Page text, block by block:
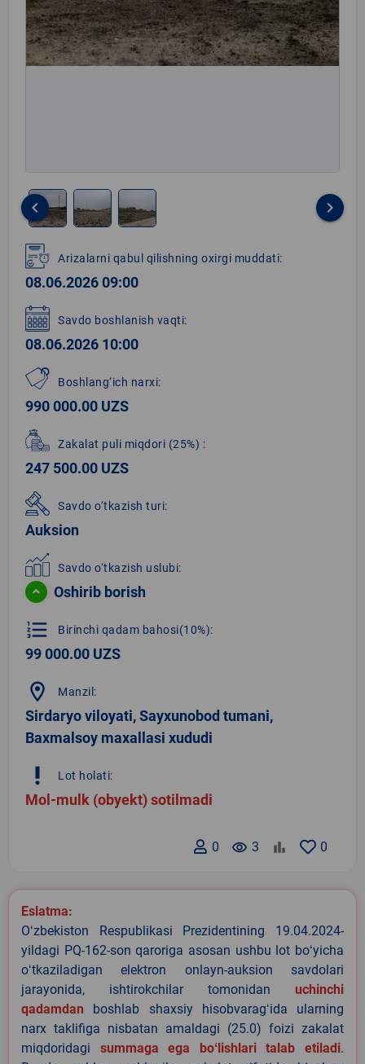
1
of
3
keyboard_arrow_left keyboard_arrow_right
Arizalarni qabul qilishning oxirgi muddati:
08.06.2026 09:00
Savdo boshlanish vaqti:
08.06.2026 10:00
Boshlang‘ich narxi:
990 000.00 UZS
Zakalat puli miqdori (25%) :
247 500.00 UZS
Savdo o‘tkazish turi:
Auksion
Savdo o‘tkazish uslubi:
Oshirib borish
format_list_numbered Birinchi qadam bahosi(10%):
99 000.00 UZS
location_on Manzil:
Sirdaryo viloyati, Sayxunobod tumani,
Baxmalsoy maxallasi xududi
priority_high Lot holati:
Mol-mulk (obyekt) sotilmadi
0
remove_red_eye 3
0
Eslatma:
Oʻzbekiston Respublikasi Prezidentining 19.04.2024-
yildagi PQ-162-son qaroriga asosan ushbu lot boʻyicha
oʻtkaziladigan elektron onlayn-auksion savdolari
jarayonida, ishtirokchilar tomonidan uchinchi
qadamdan boshlab shaxsiy hisobvaragʻida ularning
narx taklifiga nisbatan amaldagi (25.0) foizi zakalat
miqdoridagi summaga ega boʻlishlari talab etiladi.